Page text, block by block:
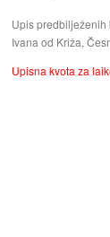
Upis predbilježenih
Ivana od Križa,
Upisna kvota za